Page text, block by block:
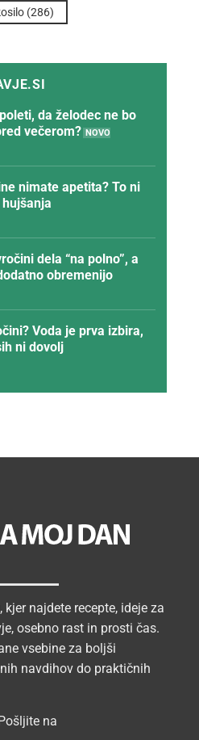
(286)
da želodec ne bo
večerom?
nimate apetita? To ni
dela “na polno”, a
obremenijo
Voda je prva izbira,
ni dovolj
kjer najdete recepte, ideje za
osebno rast in prosti čas.
vsebine za boljši
navdihov do praktičnih
na